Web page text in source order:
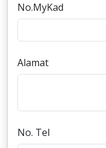
No.MyKad
Alamat
No. Tel